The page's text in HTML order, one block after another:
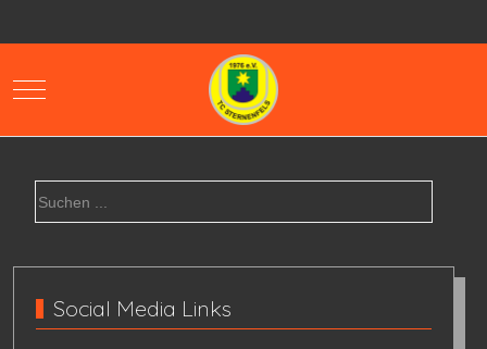
Mobile Menu Toggle
Social Media Links